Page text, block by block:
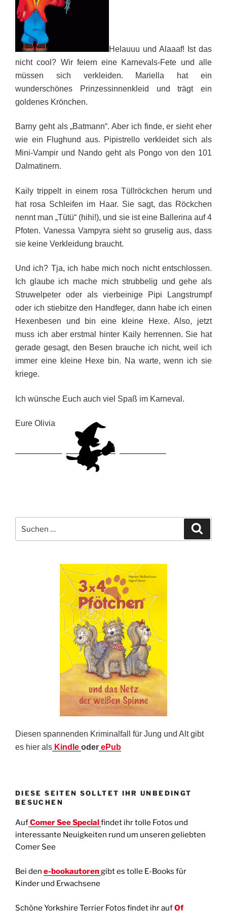
Helauuu und Alaaaf! Ist das
nicht cool? Wir feiern eine Karnevals-Fete und alle
müssen sich verkleiden. Mariella hat ein
wunderschönes Prinzessinnenkleid und trägt ein
goldenes Krönchen.
Barny geht als „Batmann“. Aber ich finde, er sieht eher
wie ein Flughund aus. Pipistrello verkleidet sich als
Mini-Vampir und Nando geht als Pongo von den 101
Dalmatinern.
Kaily trippelt in einem rosa Tüllröckchen herum und
hat rosa Schleifen im Haar. Sie sagt, das Röckchen
nennt man „Tütü“ (hihi!), und sie ist eine Ballerina auf 4
Pfoten. Vanessa Vampyra sieht so gruselig aus, dass
sie keine Verkleidung braucht.
Und ich? Tja, ich habe mich noch nicht entschlossen.
Ich glaube ich mache mich strubbelig und gehe als
Struwelpeter oder als vierbeinige Pipi Langstrumpf
oder ich stiebitze den Handfeger, dann habe ich einen
Hexenbesen und bin eine kleine Hexe. Also, jetzt
muss ich aber erstmal hinter Kaily herrennen. Sie hat
gerade gesagt, den Besen brauche ich nicht, weil ich
immer eine kleine Hexe bin. Na warte, wenn ich sie
kriege.
Ich wünsche Euch auch viel Spaß im Karneval.
Eure Olivia
nach:
Diesen spannenden Kriminalfall für Jung und Alt gibt
es hier als Kindle oder ePub
DIESE SEITEN SOLLTET IHR UNBEDINGT
BESUCHEN
AufComer See Special findet ihr tolle Fotos und
interessante Neuigkeiten rund um unseren geliebten
Comer See
Bei den e-bookautorengibt es tolle E-Books für
Kinder und Erwachsene
Schöne Yorkshire Terrier Fotos findet ihr aufOf